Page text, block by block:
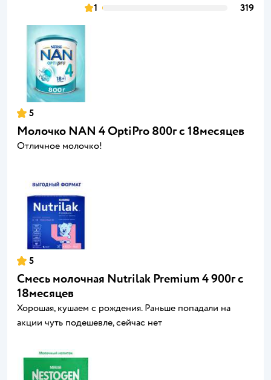
1
319
5
Молочко NAN 4 OptiPro 800г с 18месяцев
Отличное молочко!
5
Смесь молочная Nutrilak Premium 4 900г с
18месяцев
Хорошая, кушаем с рождения. Раньше попадали на
акции чуть подешевле, сейчас нет